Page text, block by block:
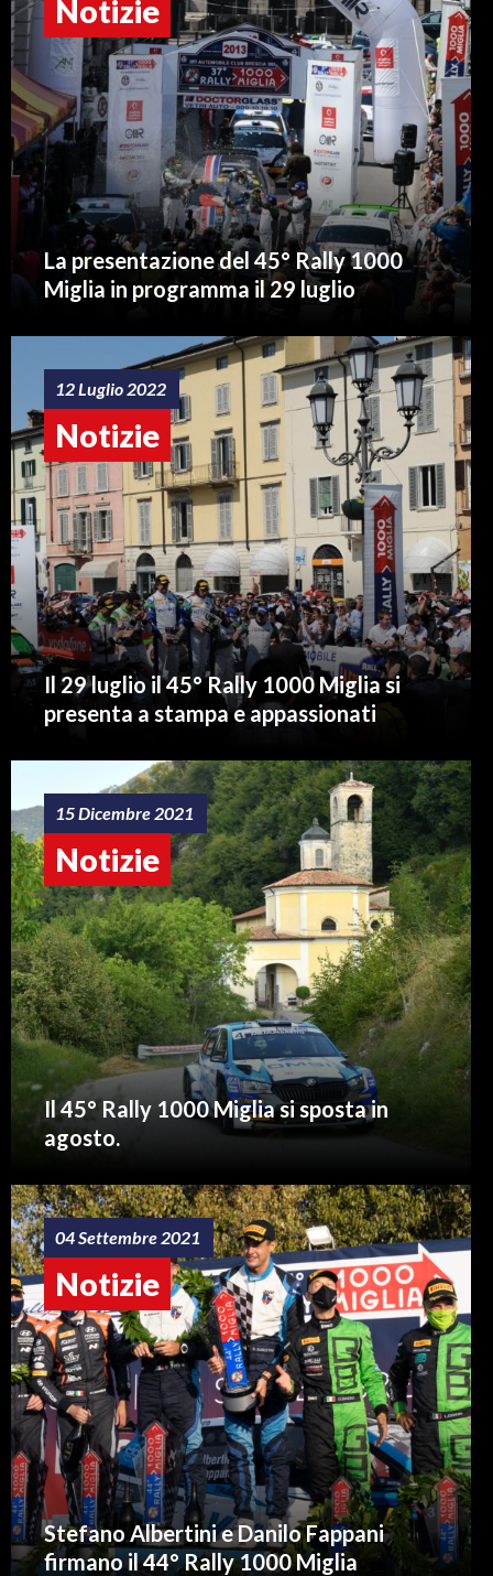
Notizie
La presentazione del 45° Rally 1000
Miglia in programma il 29 luglio
12 Luglio 2022
Notizie
Il 29 luglio il 45° Rally 1000 Miglia si
presenta a stampa e appassionati
15 Dicembre 2021
Notizie
Il 45° Rally 1000 Miglia si sposta in
agosto.
04 Settembre 2021
Notizie
Stefano Albertini e Danilo Fappani
firmano il 44° Rally 1000 Miglia